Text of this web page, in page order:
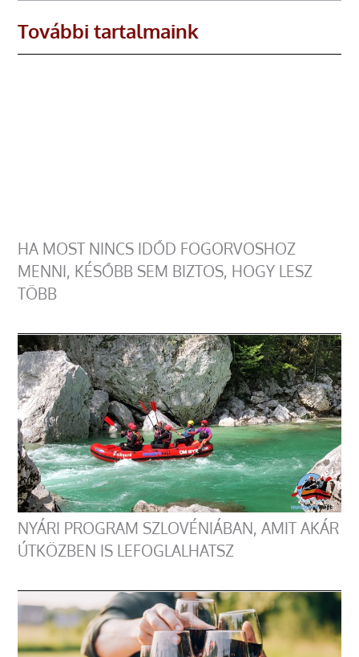
További tartalmaink
HA MOST NINCS IDŐD FOGORVOSHOZ
MENNI, KÉSŐBB SEM BIZTOS, HOGY LESZ
TÖBB
NYÁRI PROGRAM SZLOVÉNIÁBAN, AMIT AKÁR
ÚTKÖZBEN IS LEFOGLALHATSZ